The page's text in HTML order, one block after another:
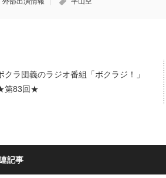
クラ団義のラジオ番組「ボクラジ！」
第83回★
記事